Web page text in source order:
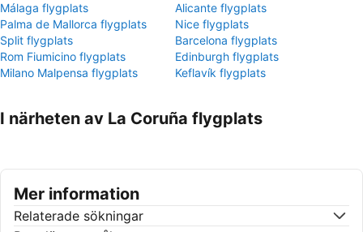
Málaga flygplats
Alicante flygplats
Palma de Mallorca flygplats
Nice flygplats
Split flygplats
Barcelona flygplats
Rom Fiumicino flygplats
Edinburgh flygplats
Milano Malpensa flygplats
Keflavík flygplats
I närheten av La Coruña flygplats
Mer information
Relaterade sökningar